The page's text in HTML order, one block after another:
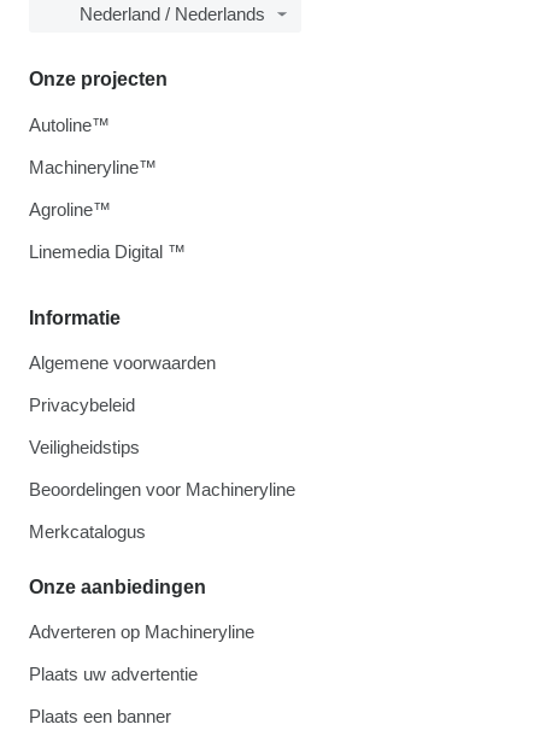
Nederland / Nederlands
Informatie
Algemene voorwaarden
Privacybeleid
Veiligheidstips
Beoordelingen voor Machineryline
Merkcatalogus
Onze aanbiedingen
Adverteren op Machineryline
Plaats uw advertentie
Plaats een banner
Onze projecten
Autoline™
Machineryline™
Agroline™
Linemedia Digital ™